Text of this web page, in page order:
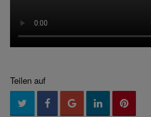
Teilen auf